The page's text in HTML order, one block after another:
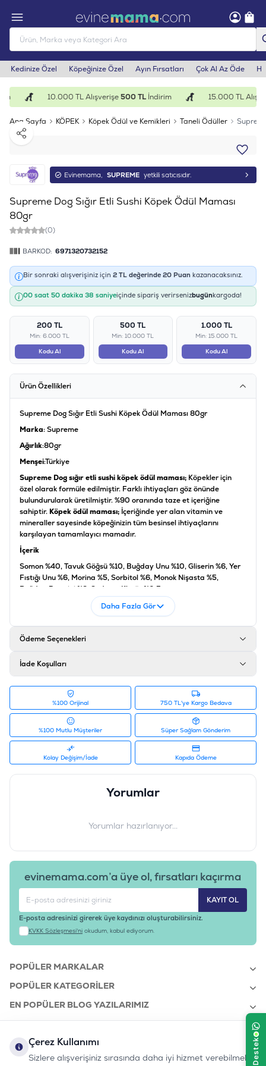
Kedinize Özel Köpeğinize Özel Ayın Fırsatları Çok Al Az Öde
10.000 TL Alışverişe500 TLİndirim 15.000 TL
Ana Sayfa KÖPEK Köpek Ödül ve Kemikleri Taneli Ödüller
Paylaş
Evinemama, SUPREME yetkili satıcısıdır.
Supreme Dog Sığır Etli Sushi Köpek Ödül Maması
80gr
(0)
BARKOD: 6971320732152
Bir sonraki alışverişiniz için 2 TL değerinde 20 Puan kazanacaksınız.
00 saat 50 dakika 37 saniyeiçinde sipariş verirsenizbugünkargoda!
200 TL
Min: 6.000 TL
Kodu Al
500 TL
Min: 10.000 TL
Kodu Al
1.000 TL
Min: 15.000 TL
Kodu Al
Ürün Özellikleri
Supreme Dog Sığır Etli Sushi Köpek Ödül Maması 80gr
Marka: Supreme
Ağırlık:80gr
Menşei:Türkiye
Supreme Dog sığır etli sushi köpek ödül maması; Köpekler için
özel olarak formüle edilmiştir. Farklı ihtiyaçları göz önünde
bulundurularak üretilmiştir. %90 oranında taze et içeriğine
sahiptir. Köpek ödül maması; İçeriğinde yer alan vitamin ve
mineraller sayesinde köpeğinizin tüm besinsel ihtiyaçlarını
karşılayan tamamlayıcı mamadır.
İçerik
Somon %40, Tavuk Göğsü %10, Buğday Unu %10, Gliserin %6, Yer
Fıstığı Unu %6, Morina %5, Sorbitol %6, Monok Nişasta %5,
Buğday Proteini %2, Sodyum Klorür %0,5
Bağlayıcılar %0,25, Koruyucular %0,25
Analiz
Ham Protein %26, Karbonhidratlar %43, Ham Lif %2, Ham Yağ
%4, Ham Kül %5, Nem %20
Ürün Filtreleri
Barkod
:
6971320732152
Tedarikçi Ürün Kodu
Daha Fazla Gör
Ödeme Seçenekleri
İade Koşulları
%100 Orijinal 750 TL'ye Kargo Bedava
%100 Mutlu Müşteriler Süper Sağlam Gönderim
Kolay Değişim/İade Kapıda Ödeme
Yorumlar
Yorumlar hazırlanıyor...
evinemama.com’a üye ol, fırsatları kaçırma
KAYIT OL
E-posta adresinizi girerek üye kaydınızı oluşturabilirsiniz.
KVKK Sözleşmesi'ni okudum, kabul ediyorum.
POPÜLER MARKALAR
POPÜLER KATEGORILER
EN POPÜLER BLOG YAZILARIMIZ
KURUMSAL
Çerez Kullanımı
Sizlere alışverişiniz sırasında daha iyi hizmet verebilmek